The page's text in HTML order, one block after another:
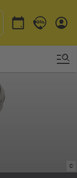
Termin buchen
Kontakt &
©